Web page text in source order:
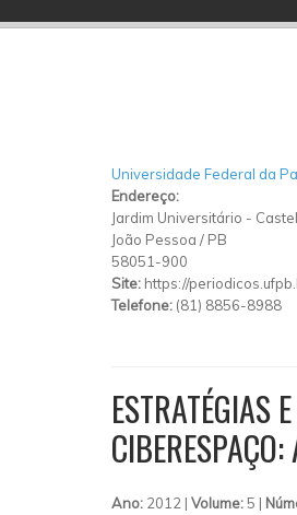
Universidade Federal da
Endereço:
Jardim Universitário -
João Pessoa / PB
58051-900
Site: https://
Telefone: (81) 8856-8988
ESTRATÉGIAS
Ano: 2012 | Volume:5 |